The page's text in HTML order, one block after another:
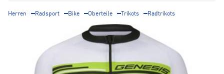
Herren Radsport Bike Oberteile Trikots Radtrikots